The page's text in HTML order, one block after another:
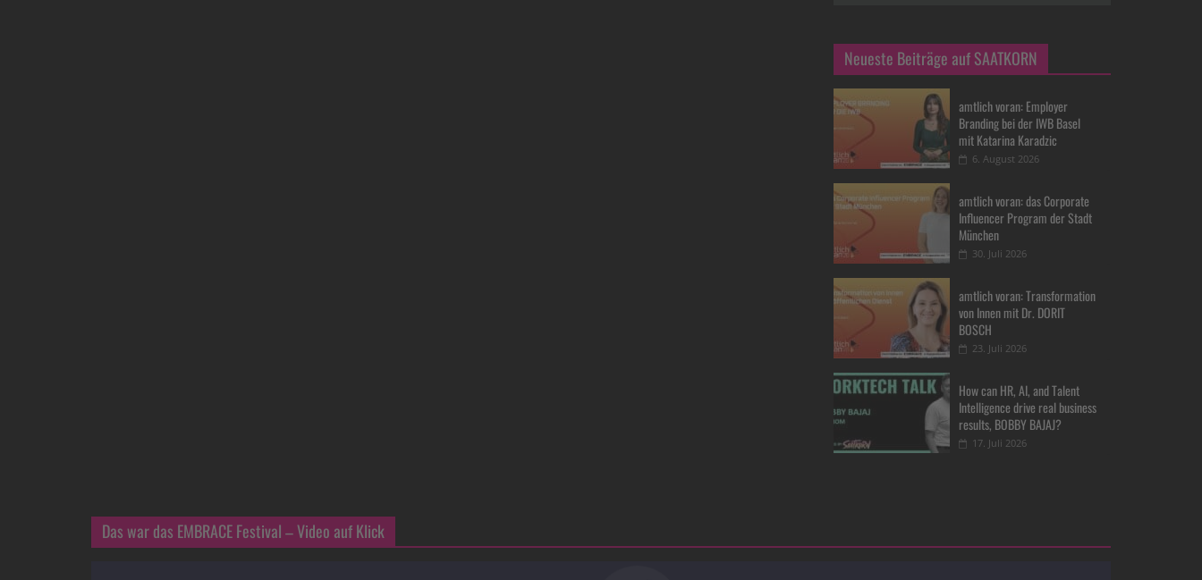
Neueste Beiträge auf SAATKORN
amtlich voran: Employer
Branding bei der IWB Basel
mit Katarina Karadzic
6. August 2026
amtlich voran: das Corporate
Influencer Program der Stadt
München
30. Juli 2026
amtlich voran: Transformation
von Innen mit Dr. DORIT
BOSCH
23. Juli 2026
How can HR, AI, and Talent
Intelligence drive real business
results, BOBBY BAJAJ?
17. Juli 2026
Das war das EMBRACE Festival – Video auf Klick